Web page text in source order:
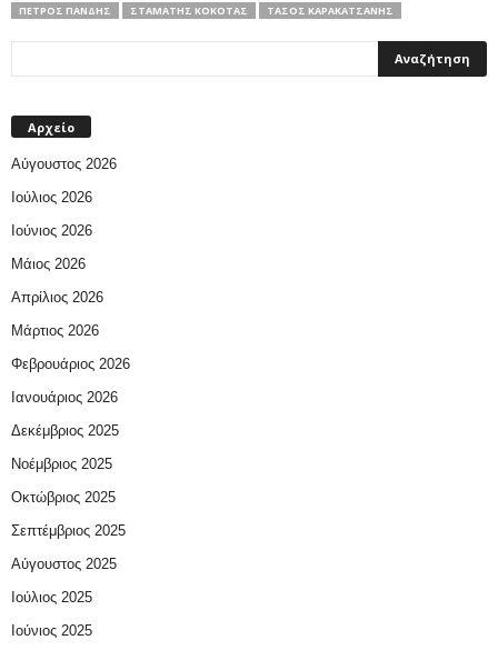
ΠΈΤΡΟΣ ΠΑΝΔΉΣ
ΣΤΑΜΆΤΗΣ ΚΌΚΟΤΑΣ ΤΆΣΟΣ ΚΑΡΑΚΑΤΣΆΝΗΣ
Αρχείο
Αύγουστος 2026
Ιούλιος 2026
Ιούνιος 2026
Μάιος 2026
Απρίλιος 2026
Μάρτιος 2026
Φεβρουάριος 2026
Ιανουάριος 2026
Δεκέμβριος 2025
Νοέμβριος 2025
Οκτώβριος 2025
Σεπτέμβριος 2025
Αύγουστος 2025
Ιούλιος 2025
Ιούνιος 2025